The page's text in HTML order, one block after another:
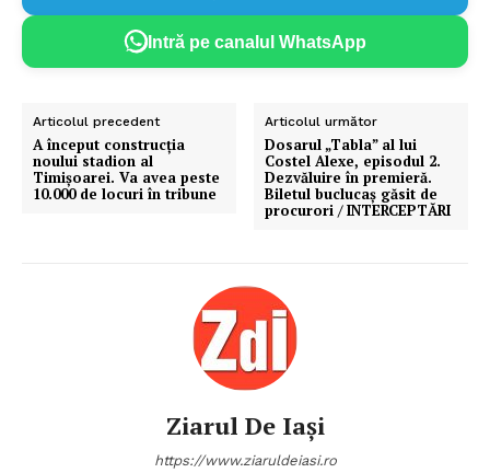
Intră pe canalul WhatsApp
Articolul precedent
A început construcţia
noului stadion al
Timişoarei. Va avea peste
10.000 de locuri în tribune
Articolul următor
Dosarul „Tabla” al lui
Costel Alexe, episodul 2.
Dezvăluire în premieră.
Biletul buclucaș găsit de
procurori / INTERCEPTĂRI
Ziarul De Iași
https://www.ziaruldeiasi.ro